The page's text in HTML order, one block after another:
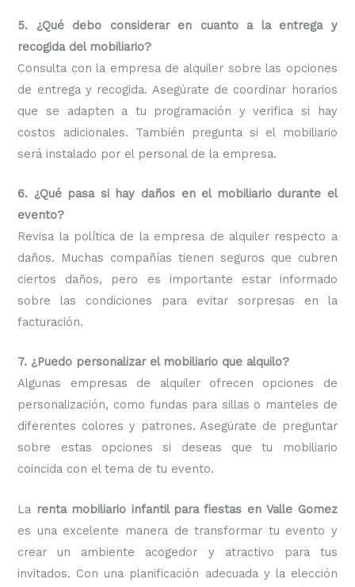
5. ¿Qué debo considerar en cuanto a la entrega y
recogida del mobiliario?
Consulta con la empresa de alquiler sobre las opciones
de entrega y recogida. Asegúrate de coordinar horarios
que se adapten a tu programación y verifica si hay
costos adicionales. También pregunta si el mobiliario
será instalado por el personal de la empresa.
6. ¿Qué pasa si hay daños en el mobiliario durante el
evento?
Revisa la política de la empresa de alquiler respecto a
daños. Muchas compañías tienen seguros que cubren
ciertos daños, pero es importante estar informado
sobre las condiciones para evitar sorpresas en la
facturación.
7. ¿Puedo personalizar el mobiliario que alquilo?
Algunas empresas de alquiler ofrecen opciones de
personalización, como fundas para sillas o manteles de
diferentes colores y patrones. Asegúrate de preguntar
sobre estas opciones si deseas que tu mobiliario
coincida con el tema de tu evento.
La renta mobiliario infantil para fiestas en Valle Gomez
es una excelente manera de transformar tu evento y
crear un ambiente acogedor y atractivo para tus
invitados. Con una planificación adecuada y la elección